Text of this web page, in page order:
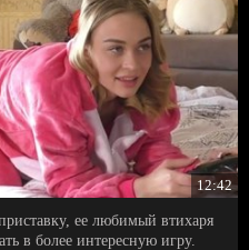
12:42
ее любимый втихаря
в более интересную игру.